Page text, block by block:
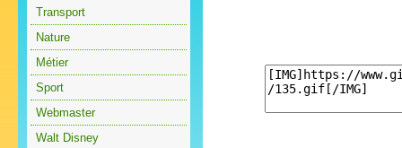
Transport
Nature
Métier
Sport
Webmaster
Walt Disney